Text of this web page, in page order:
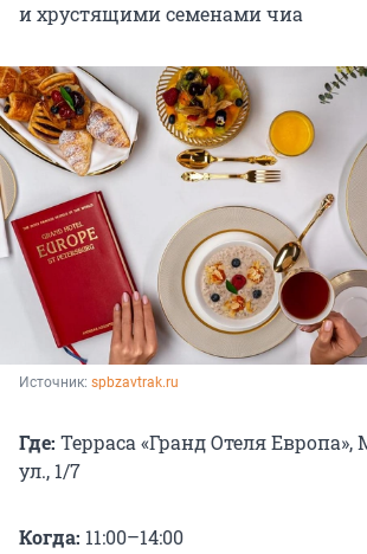
и хрустящими семенами чиа
Источник: spbzavtrak.ru
Где: Терраса «Гранд Отеля
ул., 1/7
Когда: 11:00–14:00